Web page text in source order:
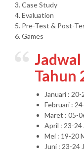
3. Case Study
4. Evaluation
5. Pre-Test & Post-
6. Games
Tahun
Januari :
Februari :
Maret : 05-
April : 23-24
Mei : 19-20
Juni : 23-24